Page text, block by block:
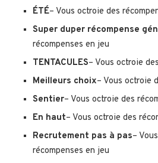
ÉTÉ– Vous octroie des
Super duper récompense
récompenses en jeu
TENTACULES– Vous octroie
Meilleurs choix– Vous octroie
Sentier– Vous octroie des
En haut– Vous octroie des
Recrutement pas à pas–
récompenses en jeu